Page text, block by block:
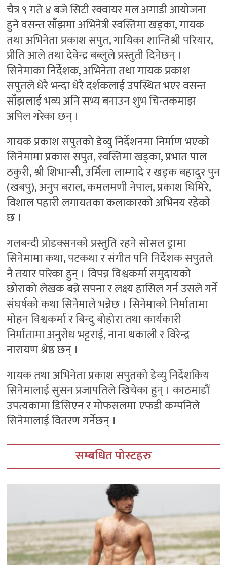
चैत्र ९ गते ४ बजे सिटी स्क्वायर मल अगाडी आयोजना
हुने वसन्त साँझमा अभिनेत्री स्वस्तिमा खड्का, गायक
तथा अभिनेता प्रकाश सपुत, गायिका शान्तिश्री परियार,
प्रीति आले तथा देवेन्द्र बब्लुले प्रस्तुती दिनेछन् ।
सिनेमाका निर्देशक, अभिनेता तथा गायक प्रकाश
सपुतले धेरै भन्दा धेरै दर्शकलाई उपस्थित भएर वसन्त
साँझलाई भव्य अनि सभ्य बनाउन शुभ चिन्तकमाझ
अपिल गरेका छन् ।
गायक प्रकाश सपुतको डेव्यु निर्देशनमा निर्माण भएको
सिनेमामा प्रकास सपुत, स्वस्तिमा खड्का, प्रभात पाल
ठकुरी, श्री शिभान्सी, उर्मिला लाम्गादे र खड्क बहादुर पुन
(खबपु), अनुप बराल, कमलमणी नेपाल, प्रकाश घिमिरे,
विशाल पहारी लगायतका कलाकारको अभिनय रहेको
छ ।
गलबन्दी प्रोडक्सनको प्रस्तुति रहने सोसल ड्रामा
सिनेमामा कथा, पटकथा र संगीत पनि निर्देशक सपुतले
नै तयार पारेका हुन् । विपन्न विश्वकर्मा समुदायको
छोराको लेखक बन्ने सपना र लक्ष्य हासिल गर्न उसले गर्ने
संघर्षको कथा सिनेमाले भन्नेछ । सिनेमाको निर्मातामा
मोहन विश्वकर्मा र बिन्दु बोहोरा तथा कार्यकारी
निर्मातामा अनुरोध भट्टराई, नाना थकाली र विरेन्द्र
नारायण श्रेष्ठ छन् ।
गायक तथा अभिनेता प्रकाश सपुतको डेव्यु निर्देशकिय
सिनेमालाई सुसन प्रजापतिले खिचेका हुन् । काठमाडौं
उपत्यकामा डिसिएन र मोफसलमा एफडी कम्पनिले
सिनेमालाई वितरण गर्नेछन् ।
सम्बधित पोस्टहरु